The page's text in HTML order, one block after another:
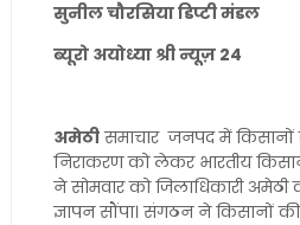
सुनील चौरसिया डिप्टी मंडल
ब्यूरो अयोध्या श्री न्यूज़ 24
अमेठीसमाचार जनपद में
निराकरण को लेकर भारतीय
ने सोमवार को जिलाधिकारी अमेठी
ज्ञापन सौंपा। संगठन ने किसानों